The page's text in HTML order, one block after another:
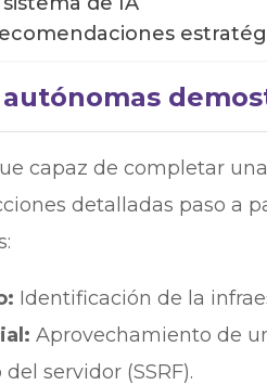
capaz de completar
detalladas paso a
Identificación de la
Aprovechamiento de
servidor (SSRF).